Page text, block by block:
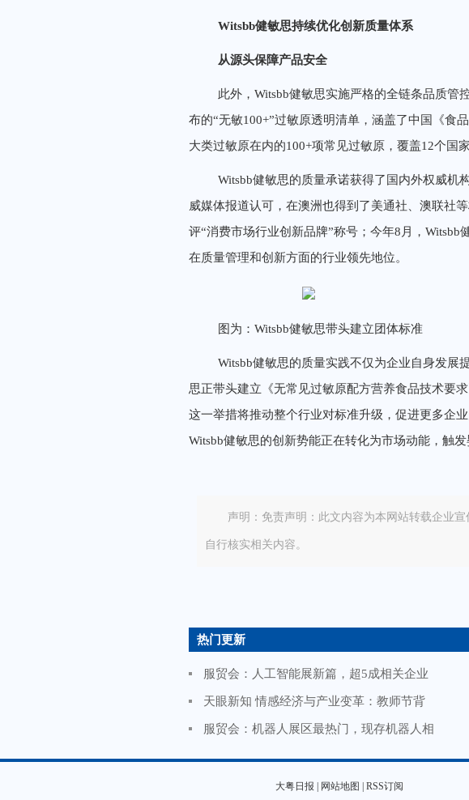
Witsbb健敏思持续优化创新质量体系
从源头保障产品安全
此外，Witsbb健敏思实施严格的全链条品质管
布的“无敏100+”过敏原透明清单，涵盖了中国《食
大类过敏原在内的100+项常见过敏原，覆盖12个国
Witsbb健敏思的质量承诺获得了国内外权威机
威媒体报道认可，在澳洲也得到了美通社、澳联社
评“消费市场行业创新品牌”称号；今年8月，
在质量管理和创新方面的行业领先地位。
图为：Witsbb健敏思带头建立团体标准
Witsbb健敏思的质量实践不仅为企业自身发展
思正带头建立《无常见过敏原配方营养食品技术要
这一举措将推动整个行业对标准升级，促进更多企
Witsbb健敏思的创新势能正在转化为市场动能，触发
声明：免责声明：此文内容为本网站转载企业
自行核实相关内容。
热门更新
服贸会：人工智能展新篇，超5成相关企业
天眼新知 情感经济与产业变革：教师节背
服贸会：机器人展区最热门，现存机器人相
大粤日报 | 网站地图 | RSS订阅